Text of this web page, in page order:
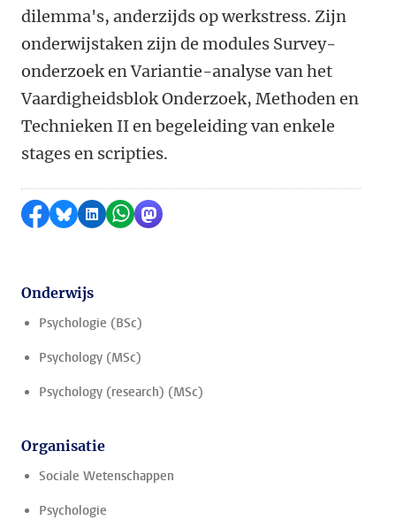
dilemma's, anderzijds op werkstress. Zijn
onderwijstaken zijn de modules Survey-
onderzoek en Variantie-analyse van het
Vaardigheidsblok Onderzoek, Methoden en
Technieken II en begeleiding van enkele
stages en scripties.
Delen op Facebook
Delen via Bluesky
Delen op LinkedIn
Delen via WhatsApp
Delen via Mastodon
Onderwijs
Psychologie (BSc)
Psychology (MSc)
Psychology (research) (MSc)
Organisatie
Sociale Wetenschappen
Psychologie